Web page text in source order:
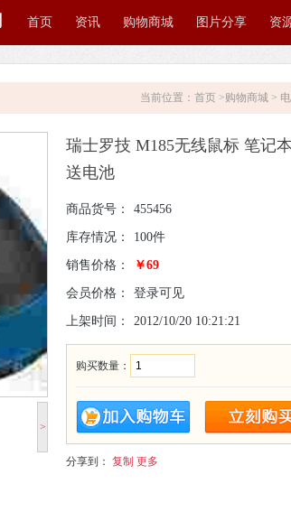
首页 资讯 购物商城 图片分享 资
当前位置： 首页 >购物商城 >
>
瑞士罗技 M185无线鼠标 笔记
送电池
商品货号： 455456
库存情况： 100件
销售价格： ￥69
会员价格： 登录可见
上架时间： 2012/10/20 10:21:21
购买数量：
分享到： 复制 更多